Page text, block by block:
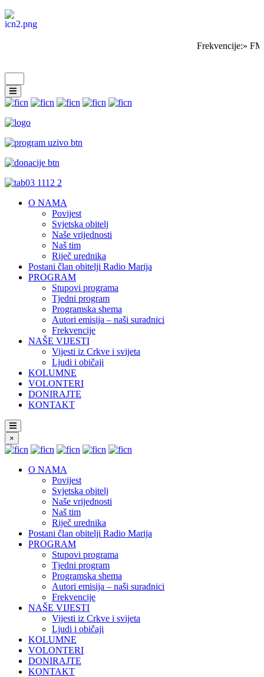
Frekvencije:»
O NAMA
Povijest
Svjetska obitelj
Naše vrijednosti
Naš tim
Riječ urednika
Postani član obitelji Radio Marija
PROGRAM
Stupovi programa
Tjedni program
Programska shema
Autori emisija – naši suradnici
Frekvencije
NAŠE VIJESTI
Vijesti iz Crkve i svijeta
Ljudi i običaji
KOLUMNE
VOLONTERI
DONIRAJTE
KONTAKT
×
O NAMA
Povijest
Svjetska obitelj
Naše vrijednosti
Naš tim
Riječ urednika
Postani član obitelji Radio Marija
PROGRAM
Stupovi programa
Tjedni program
Programska shema
Autori emisija – naši suradnici
Frekvencije
NAŠE VIJESTI
Vijesti iz Crkve i svijeta
Ljudi i običaji
KOLUMNE
VOLONTERI
DONIRAJTE
KONTAKT